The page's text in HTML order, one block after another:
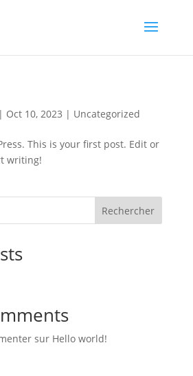
Oct 10, 2023 | Uncategorized
This is your first post. Edit or
writing!
Rechercher
sur Hello world!